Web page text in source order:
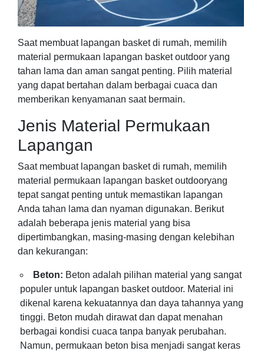
Saat membuat lapangan basket di rumah, memilih
material permukaan lapangan basket outdoor yang
tahan lama dan aman sangat penting. Pilih material
yang dapat bertahan dalam berbagai cuaca dan
memberikan kenyamanan saat bermain.
Jenis Material Permukaan
Lapangan
Saat membuat lapangan basket di rumah, memilih
material permukaan lapangan basket outdooryang
tepat sangat penting untuk memastikan lapangan
Anda tahan lama dan nyaman digunakan. Berikut
adalah beberapa jenis material yang bisa
dipertimbangkan, masing-masing dengan kelebihan
dan kekurangan:
Beton: Beton adalah pilihan material yang sangat
populer untuk lapangan basket outdoor. Material ini
dikenal karena kekuatannya dan daya tahannya yang
tinggi. Beton mudah dirawat dan dapat menahan
berbagai kondisi cuaca tanpa banyak perubahan.
Namun, permukaan beton bisa menjadi sangat keras